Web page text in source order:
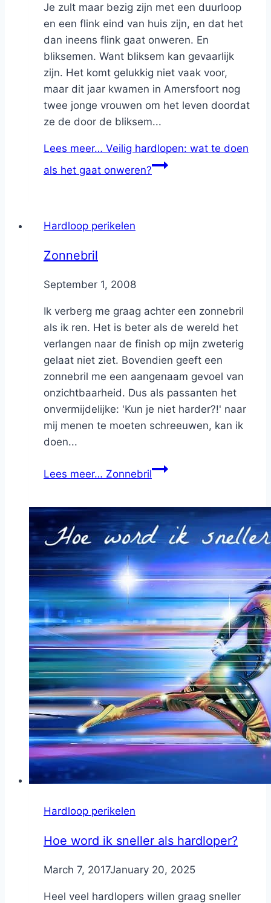
Je zult maar bezig zijn met een duurloop
en een flink eind van huis zijn, en dat het
dan ineens flink gaat onweren. En
bliksemen. Want bliksem kan gevaarlijk
zijn. Het komt gelukkig niet vaak voor,
maar dit jaar kwamen in Amersfoort nog
twee jonge vrouwen om het leven doordat
ze de door de bliksem...
Lees meer… Veilig hardlopen: wat te doen
als het gaat onweren?
Hardloop perikelen
Zonnebril
ByNicole
September 1, 2008
Ik verberg me graag achter een zonnebril
als ik ren. Het is beter als de wereld het
verlangen naar de finish op mijn zweterig
gelaat niet ziet. Bovendien geeft een
zonnebril me een aangenaam gevoel van
onzichtbaarheid. Dus als passanten het
onvermijdelijke: 'Kun je niet harder?!' naar
mij menen te moeten schreeuwen, kan ik
doen...
Lees meer… Zonnebril
Hardloop perikelen
Hoe word ik sneller als hardloper?
ByNicole
March 7, 2017January 20, 2025
Heel veel hardlopers willen graag sneller